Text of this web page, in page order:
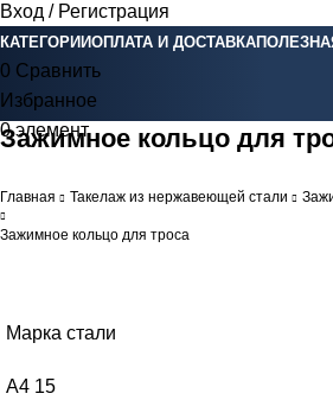
Вход / Регистрация
КАТЕГОРИИОПЛАТА И ДОСТАВКА
0 Сравнить
Избранное
0элемент 0Br
Зажимное кольцо для
Главная Такелаж из нержавеющей стали
Зажимное кольцо для троса
Марка стали
А4 15